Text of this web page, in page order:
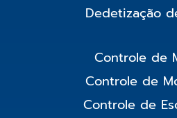
Dedetização
Controle de
Controle de
Controle de